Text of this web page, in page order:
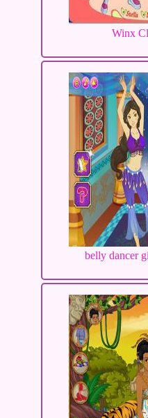
Winx
belly dancer